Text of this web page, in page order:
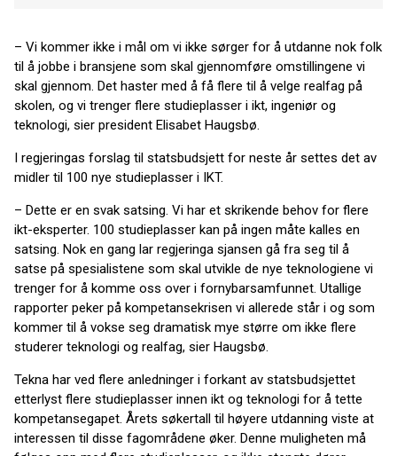
– Vi kommer ikke i mål om vi ikke sørger for å utdanne nok folk
til å jobbe i bransjene som skal gjennomføre omstillingene vi
skal gjennom. Det haster med å få flere til å velge realfag på
skolen, og vi trenger flere studieplasser i ikt, ingeniør og
teknologi, sier president Elisabet Haugsbø.
I regjeringas forslag til statsbudsjett for neste år settes det av
midler til 100 nye studieplasser i IKT.
– Dette er en svak satsing. Vi har et skrikende behov for flere
ikt-eksperter. 100 studieplasser kan på ingen måte kalles en
satsing. Nok en gang lar regjeringa sjansen gå fra seg til å
satse på spesialistene som skal utvikle de nye teknologiene vi
trenger for å komme oss over i fornybarsamfunnet. Utallige
rapporter peker på kompetansekrisen vi allerede står i og som
kommer til å vokse seg dramatisk mye større om ikke flere
studerer teknologi og realfag, sier Haugsbø.
Tekna har ved flere anledninger i forkant av statsbudsjettet
etterlyst flere studieplasser innen ikt og teknologi for å tette
kompetansegapet. Årets søkertall til høyere utdanning viste at
interessen til disse fagområdene øker. Denne muligheten må